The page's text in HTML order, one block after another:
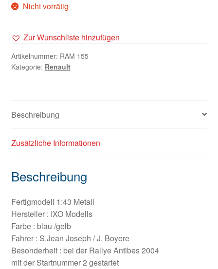
Nicht vorrätig
Zur Wunschliste hinzufügen
Artikelnummer: RAM 155
Kategorie: Renault
Beschreibung
Zusätzliche Informationen
Beschreibung
Fertigmodell 1:43 Metall
Hersteller : IXO Modells
Farbe : blau /gelb
Fahrer : S.Jean Joseph / J. Boyere
Besonderheit : bei der Rallye Antibes 2004
mit der Startnummer 2 gestartet